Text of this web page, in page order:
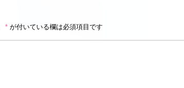
* が付いている欄は必須項目です